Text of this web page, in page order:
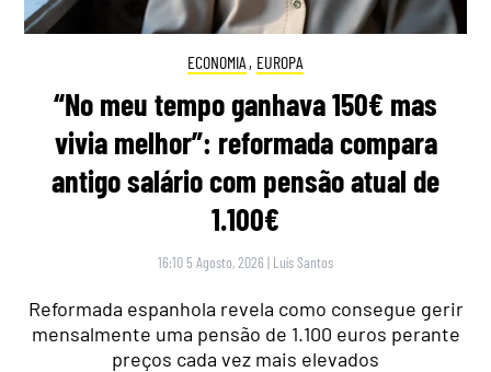
ECONOMIA , EUROPA
“No meu tempo ganhava 150€ mas
vivia melhor”: reformada compara
antigo salário com pensão atual de
1.100€
16:10 5 Agosto, 2026 | Luís Santos
Reformada espanhola revela como consegue gerir
mensalmente uma pensão de 1.100 euros perante
preços cada vez mais elevados